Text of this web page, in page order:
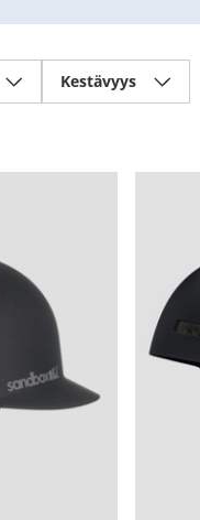
Kestävyys